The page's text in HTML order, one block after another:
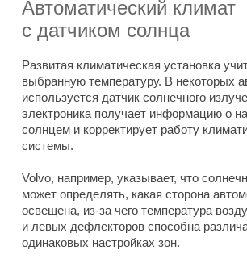
Автоматический климат
с датчиком солнца
Развитая климатическая установка
выбранную температуру. В некоторых
используется датчик солнечного
электроника получает информацию о
солнцем и корректирует работу
системы.
Volvo, например, указывает, что
может определять, какая сторона
освещена, из-за чего температура
и левых дефлекторов способна
одинаковых настройках зон.